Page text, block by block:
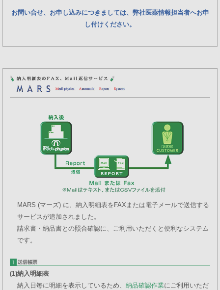
お問い合せ、お申し込みにつきましては、弊社医薬情報担当者へお申
し付けください。
MARS (マーズ) に、納入明細表をFAXまたは電子メールで送信する
サービスが追加されました。
請求書・納品書との照合確認に、ご利用いただくと便利なシステム
です。
(1)納入明細表
納入日毎に明細を表示しているため、 納品確認作業にご利用いただ